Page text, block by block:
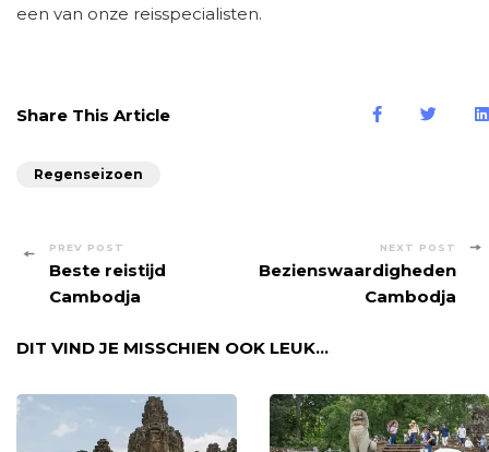
een van onze reisspecialisten.
Share This Article
Regenseizoen
Post
Navigation
PREV POST
Beste reistijd
Cambodja
NEXT POST
Bezienswaardigheden
Cambodja
DIT VIND JE MISSCHIEN OOK LEUK...